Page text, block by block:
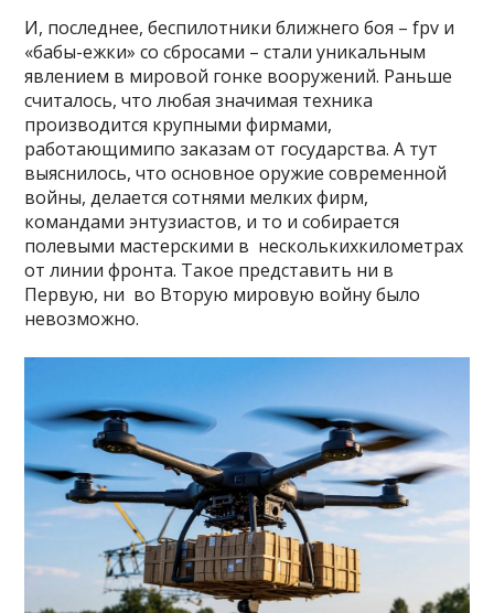
И, последнее, беспилотники ближнего боя – fpv и
«бабы-ежки» со сбросами – стали уникальным
явлением в мировой гонке вооружений. Раньше
считалось, что любая значимая техника
производится крупными фирмами,
работающимипо заказам от государства. А тут
выяснилось, что основное оружие современной
войны, делается сотнями мелких фирм,
командами энтузиастов, и то и собирается
полевыми мастерскими в несколькихкилометрах
от линии фронта. Такое представить ни в
Первую, ни во Вторую мировую войну было
невозможно.